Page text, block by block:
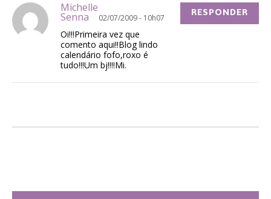
Michelle
Senna 02/07/2009 - 10h07
Oi!!!Primeira vez que
comento aqui!!Blog lindo
calendário fofo,roxo é
tudo!!!Um bj!!!!Mi.
RESPONDER